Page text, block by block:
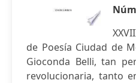
de Poesía Ciudad de
Gioconda Belli, tan
revolucionaria, tanto